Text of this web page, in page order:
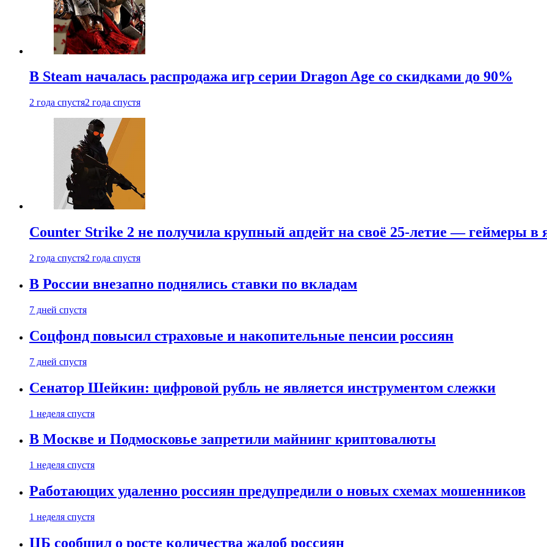
В Steam началась распродажа игр серии Dragon Age со скидками до 90%
2 года спустя2 года спустя
Counter Strike 2 не получила крупный апдейт на своё 25-летие — геймеры в
2 года спустя2 года спустя
В России внезапно поднялись ставки по вкладам
7 дней спустя
Соцфонд повысил страховые и накопительные пенсии россиян
7 дней спустя
Сенатор Шейкин: цифровой рубль не является инструментом слежки
1 неделя спустя
В Москве и Подмосковье запретили майнинг криптовалюты
1 неделя спустя
Работающих удаленно россиян предупредили о новых схемах мошенников
1 неделя спустя
ЦБ сообщил о росте количества жалоб россиян